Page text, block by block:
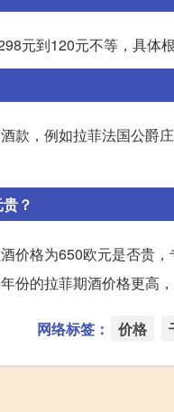
元到120元不等，具体
款，例如拉菲法国公爵
？
价格为650欧元是否贵
份的拉菲期酒价格更高，
网络标签： 价格